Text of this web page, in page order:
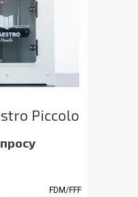
Piccolo
FDM/FFF